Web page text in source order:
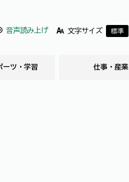
音声読み上げ 文字サイズ 標準
ーツ・学習 仕事・産業